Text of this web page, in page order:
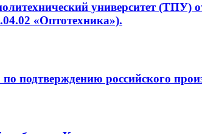
университет
«Оптотехника»).
российского